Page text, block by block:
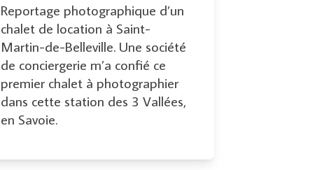
Reportage photographique d’un
chalet de location à Saint-
Martin-de-Belleville. Une société
de conciergerie m’a confié ce
premier chalet à photographier
dans cette station des 3 Vallées,
en Savoie.